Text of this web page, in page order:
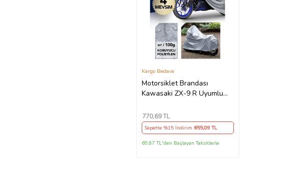
Motorsiklet Brandası
Kawasaki ZX-9 R Uyumlu
Kargo Bedava
770,69 TL
Sepette %15 İndirim 655,09 TL
69,87 TL'den Başlayan Taksitlerle